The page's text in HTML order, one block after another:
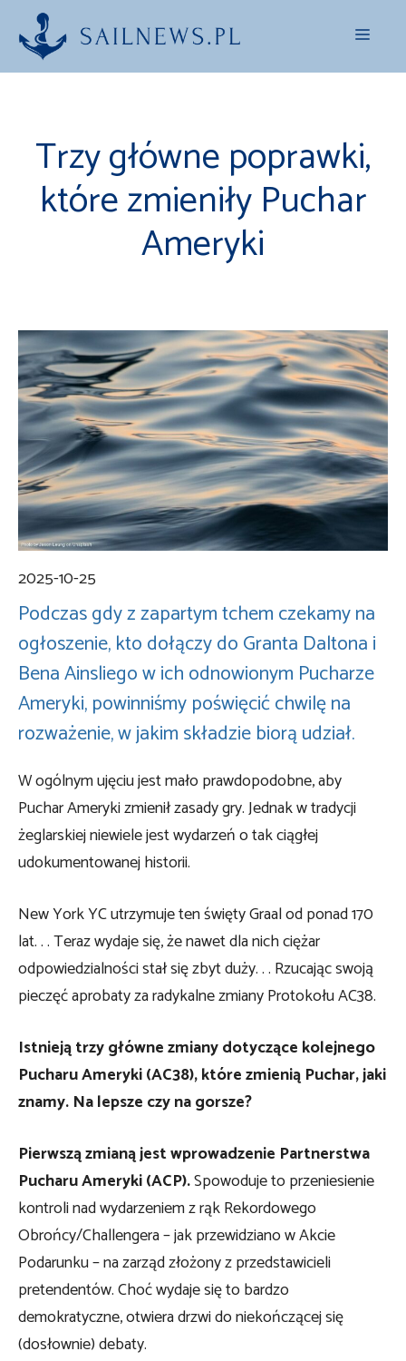
Przejdź
treści
Menu
Trzy główne poprawki,
które zmieniły Puchar
Ameryki
2025-10-25
Podczas gdy z zapartym tchem czekamy na
ogłoszenie, kto dołączy do Granta Daltona i
Bena Ainsliego w ich odnowionym Pucharze
Ameryki, powinniśmy poświęcić chwilę na
rozważenie, w jakim składzie biorą udział.
W ogólnym ujęciu jest mało prawdopodobne, aby
Puchar Ameryki zmienił zasady gry. Jednak w tradycji
żeglarskiej niewiele jest wydarzeń o tak ciągłej
udokumentowanej historii.
New York YC utrzymuje ten święty Graal od ponad 170
lat. . . Teraz wydaje się, że nawet dla nich ciężar
odpowiedzialności stał się zbyt duży. . . Rzucając swoją
pieczęć aprobaty za radykalne zmiany Protokołu AC38.
Istnieją trzy główne zmiany dotyczące kolejnego
Pucharu Ameryki (AC38), które zmienią Puchar, jaki
znamy. Na lepsze czy na gorsze?
Pierwszą zmianą jest wprowadzenie Partnerstwa
Pucharu Ameryki (ACP).Spowoduje to przeniesienie
kontroli nad wydarzeniem z rąk Rekordowego
Obrońcy/Challengera – jak przewidziano w Akcie
Podarunku – na zarząd złożony z przedstawicieli
pretendentów. Choć wydaje się to bardzo
demokratyczne, otwiera drzwi do niekończącej się
(dosłownie) debaty.